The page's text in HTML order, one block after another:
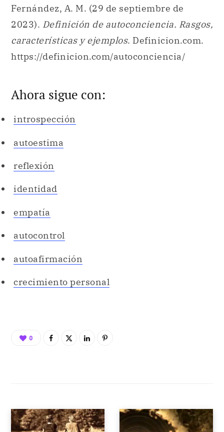
Fernández, A. M. (29 de septiembre de
2023). Definición de autoconciencia. Rasgos,
características y ejemplos. Definicion.com.
https://definicion.com/autoconciencia/
Ahora sigue con:
introspección
autoestima
reflexión
identidad
empatía
autocontrol
autoafirmación
crecimiento personal
0